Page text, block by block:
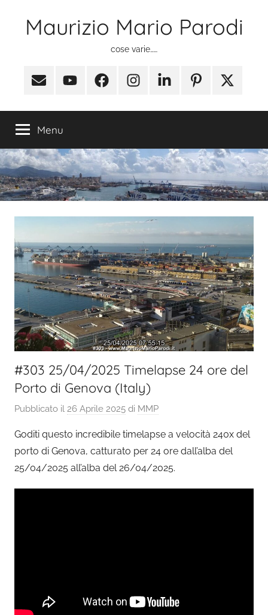
Maurizio Mario Parodi
cose varie……
Email YoutubeFacebookInstagramLinkedinPinterest
X
Twitter)
Menu
#303 25/04/2025 Timelapse 24 ore del
Porto di Genova (Italy)
Pubblicato il 26 Aprile 2025 di MMP
Goditi questo incredibile timelapse a velocità 240x del
porto di Genova, catturato per 24 ore dall’alba del
25/04/2025 all’alba del 26/04/2025.